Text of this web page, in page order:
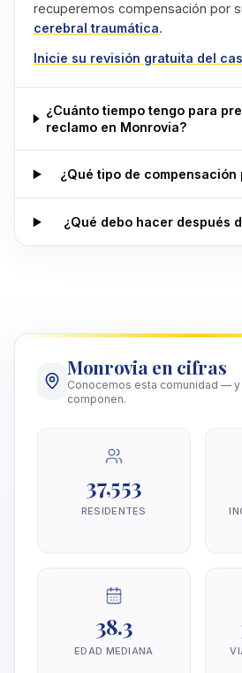
recuperemos compensación por
cerebral traumática.
Inicie su revisión gratuita del
¿Cuánto tiempo tengo para
reclamo en Monrovia?
¿Qué tipo de
¿Qué debo hacer después
Monrovia en cifras
Conocemos esta comunidad — y
componen.
37,553
RESIDENTES
38.3
EDAD MEDIANA